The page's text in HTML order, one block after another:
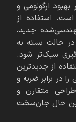
ارگونومی و
استفاده از
جدید،
حالت بسته به
سبک‌تر شود.
از جدیدترین
در برابر ضربه و
متقارن و
حال جان‌سخت